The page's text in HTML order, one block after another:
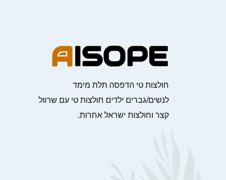
חולצות טי הדפסה תלת מימד
לנשים/גברים ילדים חולצות טי עם שרוול
קצר וחולצות ישראל אחרות.